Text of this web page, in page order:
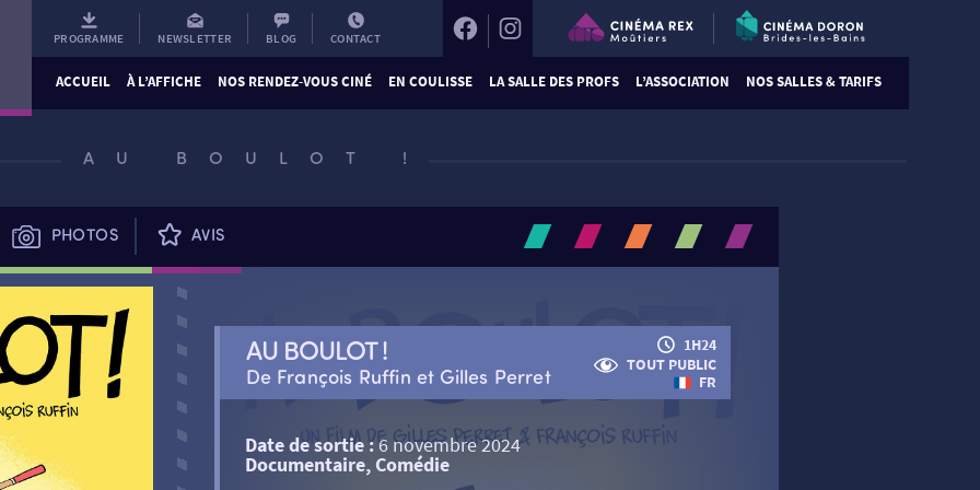
PROGRAMME NEWSLETTER BLOG CONTACT
ACCUEIL À L’AFFICHE NOS RENDEZ-VOUS CINÉ EN COULISSE LA SALLE DES PROFS L’ASSOCIATION NOS SALLES & TARIFS
AU BOULOT !
PHOTOS AVIS
AU BOULOT !
De François Ruffin et Gilles Perret
1H24
TOUT PUBLIC
FR
Date de sortie :6 novembre 2024
Documentaire, Comédie